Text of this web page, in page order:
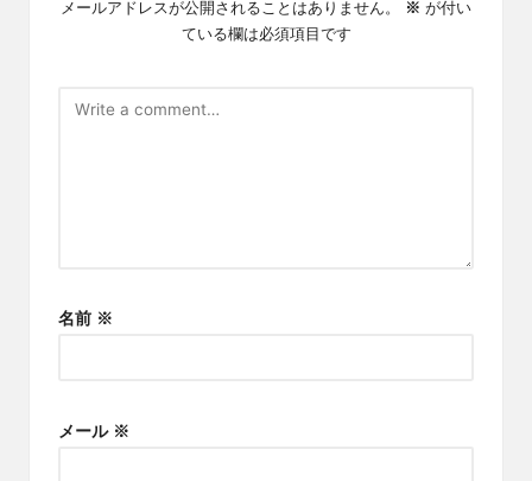
メールアドレスが公開されることはありません。 ※ が付い
ている欄は必須項目です
名前 ※
メール ※